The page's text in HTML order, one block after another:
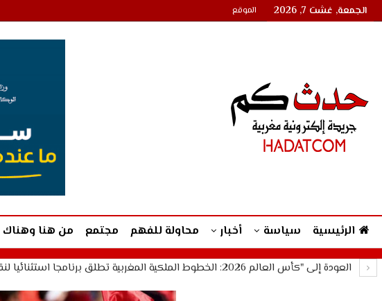
الجمعة, غشت 7, 2026 الموقع
الرئيسية سياسة أخبار محاولة للفهم مجتمع من هنا وهناك
العودة إلى "كأس العالم 2026: الخطوط الملكية المغربية تطلق برنامجا استثنائيا لنقل مشجعي المنتخب المغربي نحو…"